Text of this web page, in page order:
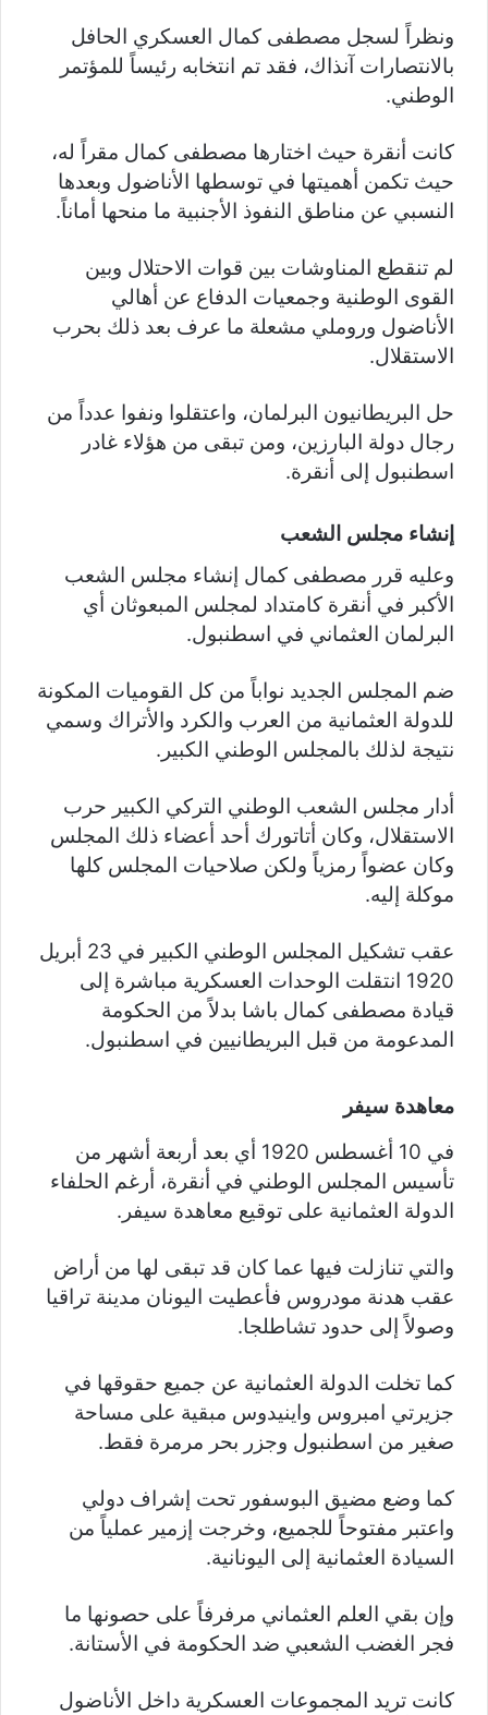
ونظراً لسجل مصطفى كمال العسكري الحافل
بالانتصارات آنذاك، فقد تم انتخابه رئيساً للمؤتمر
الوطني.
كانت أنقرة حيث اختارها مصطفى كمال مقراً له،
حيث تكمن أهميتها في توسطها الأناضول وبعدها
النسبي عن مناطق النفوذ الأجنبية ما منحها أماناً.
لم تنقطع المناوشات بين قوات الاحتلال وبين
القوى الوطنية وجمعيات الدفاع عن أهالي
الأناضول وروملي مشعلة ما عرف بعد ذلك بحرب
الاستقلال.
حل البريطانيون البرلمان، واعتقلوا ونفوا عدداً من
رجال دولة البارزين، ومن تبقى من هؤلاء غادر
اسطنبول إلى أنقرة.
إنشاء مجلس الشعب
وعليه قرر مصطفى كمال إنشاء مجلس الشعب
الأكبر في أنقرة كامتداد لمجلس المبعوثان أي
البرلمان العثماني في اسطنبول.
ضم المجلس الجديد نواباً من كل القوميات المكونة
للدولة العثمانية من العرب والكرد والأتراك وسمي
نتيجة لذلك بالمجلس الوطني الكبير.
أدار مجلس الشعب الوطني التركي الكبير حرب
الاستقلال، وكان أتاتورك أحد أعضاء ذلك المجلس
وكان عضواً رمزياً ولكن صلاحيات المجلس كلها
موكلة إليه.
عقب تشكيل المجلس الوطني الكبير في 23 أبريل
1920 انتقلت الوحدات العسكرية مباشرة إلى
قيادة مصطفى كمال باشا بدلاً من الحكومة
المدعومة من قبل البريطانيين في اسطنبول.
معاهدة سيفر
في 10 أغسطس 1920 أي بعد أربعة أشهر من
تأسيس المجلس الوطني في أنقرة، أرغم الحلفاء
الدولة العثمانية على توقيع معاهدة سيفر.
والتي تنازلت فيها عما كان قد تبقى لها من أراض
عقب هدنة مودروس فأعطيت اليونان مدينة تراقيا
وصولاً إلى حدود تشاطلجا.
كما تخلت الدولة العثمانية عن جميع حقوقها في
جزيرتي امبروس واينيدوس مبقية على مساحة
صغير من اسطنبول وجزر بحر مرمرة فقط.
كما وضع مضيق البوسفور تحت إشراف دولي
واعتبر مفتوحاً للجميع، وخرجت إزمير عملياً من
السيادة العثمانية إلى اليونانية.
وإن بقي العلم العثماني مرفرفاً على حصونها ما
فجر الغضب الشعبي ضد الحكومة في الأستانة.
كانت تريد المجموعات العسكرية داخل الأناضول